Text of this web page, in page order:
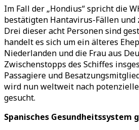
Im Fall der „Hondius“ spricht die
bestätigten Hantavirus-Fällen und
Drei dieser acht Personen sind
handelt es sich um ein älteres
Niederlanden und die Frau aus
Zwischenstopps des Schiffes
Passagiere und
wird nun weltweit nach
gesucht.
Spanisches Gesundheitssystem